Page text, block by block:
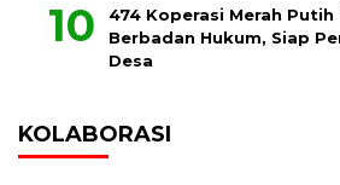
474 Koperasi Merah
Berbadan Hukum, Siap
Desa
KOLABORASI